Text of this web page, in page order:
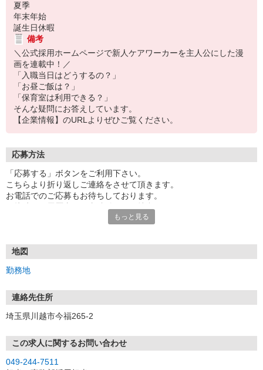
夏季
年末年始
誕生日休暇
備考
＼公式採用ホームページで新人ケアワーカーを主人公にした漫
画を連載中！／
「入職当日はどうするの？」
「お昼ご飯は？」
「保育室は利用できる？」
そんな疑問にお答えしています。
【企業情報】のURLよりぜひご覧ください。
応募方法
「応募する」ボタンをご利用下さい。
こちらより折り返しご連絡をさせて頂きます。
お電話でのご応募もお待ちしております。
もっと見る
地図
勤務地
連絡先住所
埼玉県川越市今福265-2
この求人に関するお問い合わせ
049-244-7511